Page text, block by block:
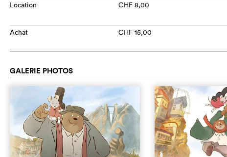
Location CHF 8,00
Achat CHF 15,00
GALERIE PHOTOS